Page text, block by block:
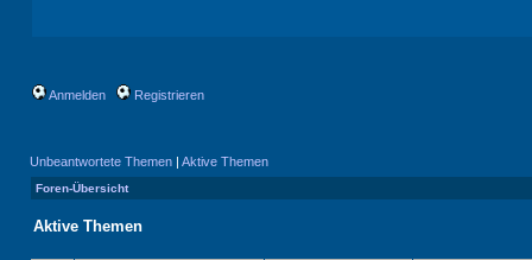
Anmelden Registrieren
Unbeantwortete Themen | Aktive Themen
Foren-Übersicht
Aktive Themen